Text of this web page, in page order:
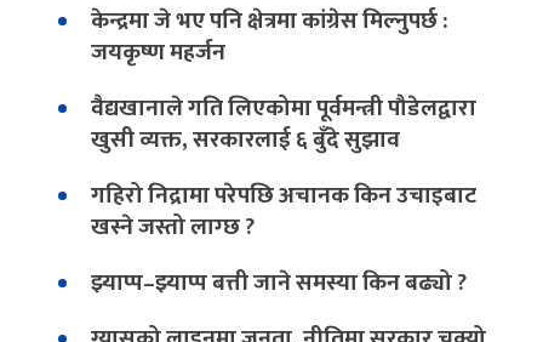
केन्द्रमा जे भए पनि क्षेत्रमा कांग्रेस मिल्नुपर्छ :
जयकृष्ण महर्जन
वैद्यखानाले गति लिएकोमा पूर्वमन्त्री पौडेलद्वारा
खुसी व्यक्त, सरकारलाई ६ बुँदे सुझाव
गहिरो निद्रामा परेपछि अचानक किन उचाइबाट
खस्ने जस्तो लाग्छ ?
झ्याप्प–झ्याप्प बत्ती जाने समस्या किन बढ्यो ?